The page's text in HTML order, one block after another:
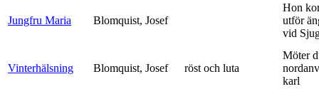
Jungfru Maria Blomquist, Josef
Hon
utför
vid
Vinterhälsning Blomquist, Josef röst och luta
Möter
karl